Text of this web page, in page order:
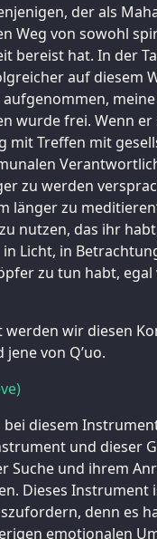
der als
Weg von sowohl
bereist hat. In der
auf diesem
wurde frei. Wenn
mit Treffen mit
zu werden
länger zu
nutzen, das ihr
Licht, in
zu tun habt, egal
wir diesen
von Q’uo.
bei diesem
und dieser
Suche und ihrem
Dieses
denn es
emotionalen